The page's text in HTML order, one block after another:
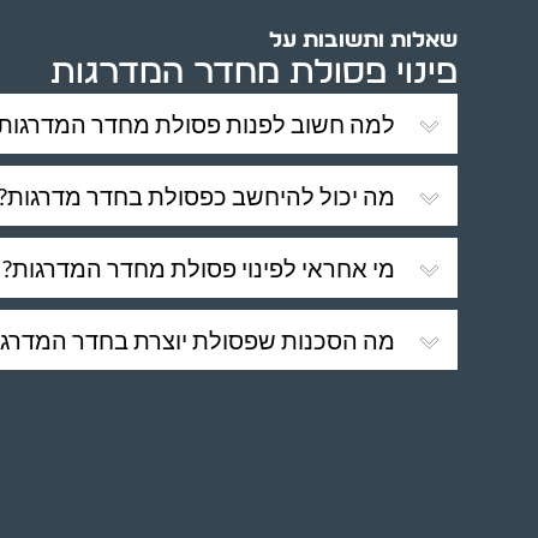
שאלות ותשובות על
פינוי פסולת מחדר המדרגות
למה חשוב לפנות פסולת מחדר
מה יכול להיחשב כפסולת בחדר
מי אחראי לפינוי פסולת מחדר המדרגות?
מה הסכנות שפסולת יוצרת בחדר